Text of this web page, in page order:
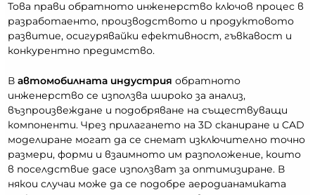
Това прави обратното инженерство ключов процес в
разработаенто, производството и продуктовото
развитие, осигурявайки ефективност, гъвкавост и
конкурентно предимство.
Вавтомобилната индустрияобратното
инженерство се използва широко за анализ,
възпроизвеждане и подобряване на съществуващи
компоненти. Чрез прилагането на 3D сканиране и CAD
моделиране могат да се снемат изключително точно
размери, форми и взаимното им разположение, които
в поселдствие дасе използват за оптимизиране. В
някои случаи може да се подобре аеродианамиката